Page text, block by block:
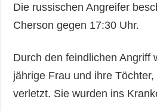
Die russischen Angreifer
Cherson gegen 17:30 Uhr.
Durch den feindlichen Angriff
jährige Frau und ihre
verletzt. Sie wurden ins